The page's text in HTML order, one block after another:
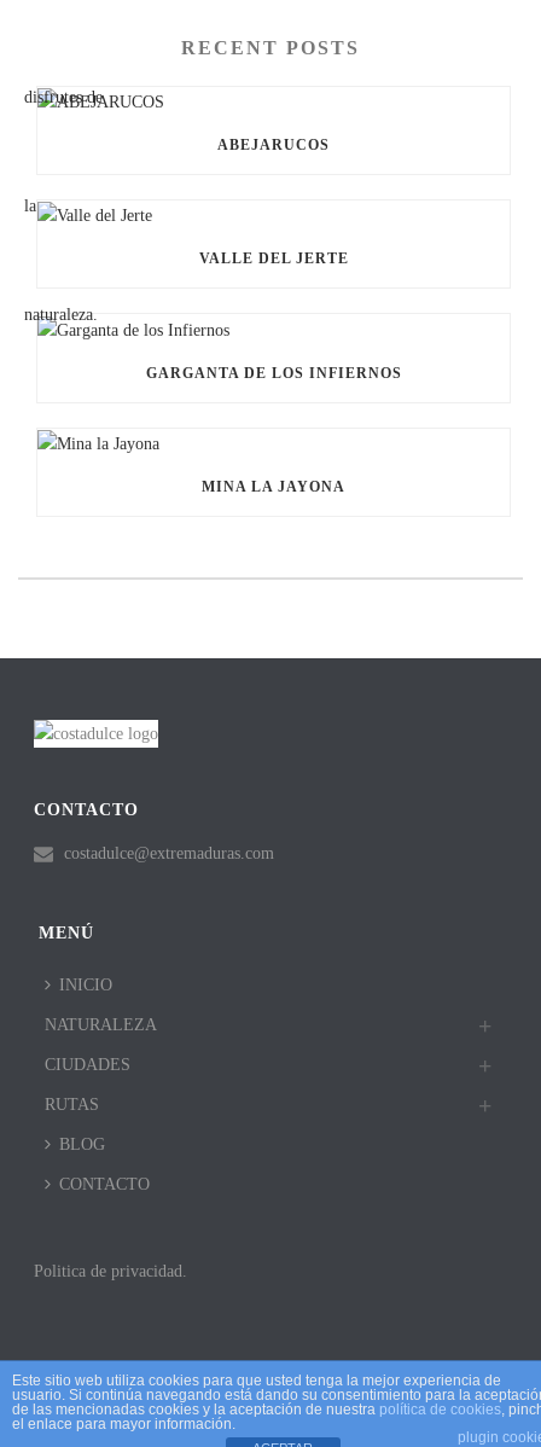
RECENT POSTS
ABEJARUCOS
VALLE DEL JERTE
GARGANTA DE LOS INFIERNOS
MINA LA JAYONA
CONTACTO
costadulce@extremaduras.com
MENÚ
INICIO
NATURALEZA
CIUDADES
RUTAS
BLOG
CONTACTO
Politica de privacidad.
Este sitio web utiliza cookies para que usted tenga la mejor experiencia de
usuario. Si continúa navegando está dando su consentimiento para la
de las mencionadas cookies y la aceptación de nuestra política de cookies,
el enlace para mayor información.
plugin